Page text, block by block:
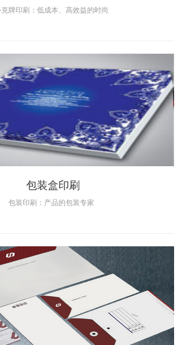
牌印刷：低成本、高效益的时尚
包装盒印刷
包装印刷：产品的包装专家